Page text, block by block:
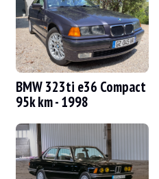
DEL VEICOLO
tedesca ha 170.500 km, certificati
BMW 323ti e36 Compact
95k km - 1998